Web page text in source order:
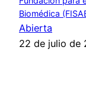
Biomédica
Abierta
22 de julio de